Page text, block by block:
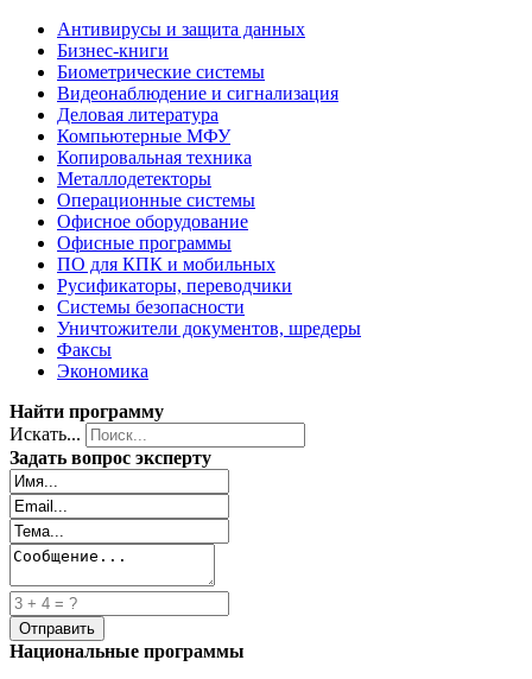
Антивирусы и защита данных
Бизнес-книги
Биометрические системы
Видеонаблюдение и сигнализация
Деловая литература
Компьютерные МФУ
Копировальная техника
Металлодетекторы
Операционные системы
Офисное оборудование
Офисные программы
ПО для КПК и мобильных
Русификаторы, переводчики
Системы безопасности
Уничтожители документов, шредеры
Факсы
Экономика
Найти программу
Искать...
Задать вопрос эксперту
Национальные программы